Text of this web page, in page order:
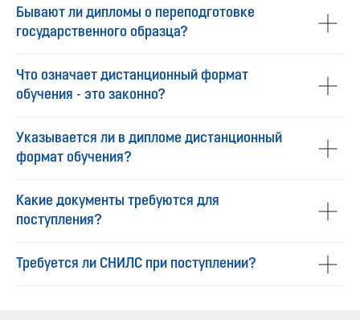
Бывают ли дипломы о переподготовке
государственного образца?
Что означает дистанционный формат
обучения - это законно?
Указывается ли в дипломе дистанционный
формат обучения?
Какие документы требуются для
поступления?
Требуется ли СНИЛС при поступлении?